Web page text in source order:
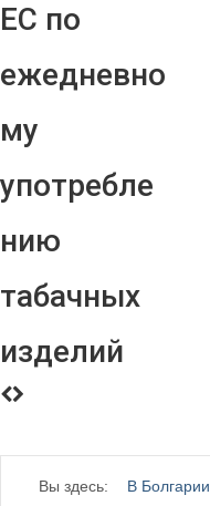
ЕС по
ежедневно
му
употребле
нию
табачных
изделий
Вы здесь: В Болгарии